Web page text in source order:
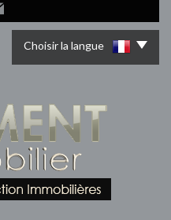
Choisir la langue